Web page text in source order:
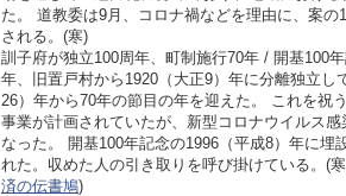
た。 道教委は9月、コロナ禍などを理由に、案
される。(寒)
訓子府が独立100周年、町制施行70年 / 開基100
年、旧置戸村から1920（大正9）年に分離独立し
26）年から70年の節目の年を迎えた。 これを祝
事業が計画されていたが、新型コロナウイルス
なった。 開基100年記念の1996（平成8）年に埋
れた。収めた人の引き取りを呼び掛けている。(
済の伝書鳩)